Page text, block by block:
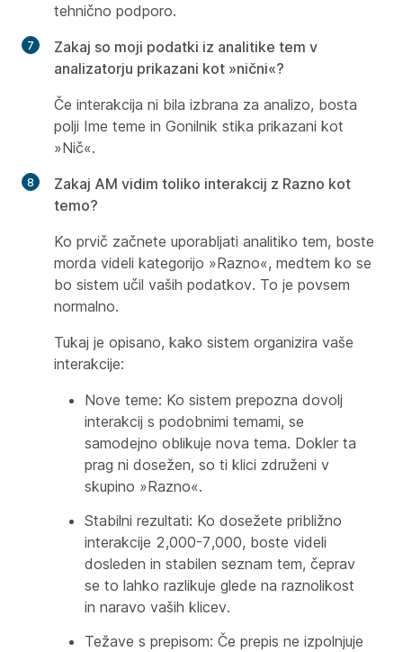
tehnično podporo.
Zakaj so moji podatki iz analitike tem v
analizatorju prikazani kot »nični«?
Če interakcija ni bila izbrana za analizo, bosta
polji Ime teme in Gonilnik stika prikazani kot
»Nič«.
Zakaj AM vidim toliko interakcij z Razno kot
temo?
Ko prvič začnete uporabljati analitiko tem, boste
morda videli kategorijo »Razno«, medtem ko se
bo sistem učil vaših podatkov. To je povsem
normalno.
Tukaj je opisano, kako sistem organizira vaše
interakcije:
Nove teme: Ko sistem prepozna dovolj
interakcij s podobnimi temami, se
samodejno oblikuje nova tema. Dokler ta
prag ni dosežen, so ti klici združeni v
skupino »Razno«.
Stabilni rezultati: Ko dosežete približno
interakcije 2,000-7,000, boste videli
dosleden in stabilen seznam tem, čeprav
se to lahko razlikuje glede na raznolikost
in naravo vaših klicev.
Težave s prepisom: Če prepis ne izpolnjuje